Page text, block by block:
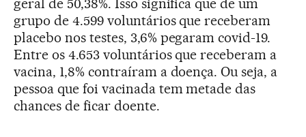
geral de 50,38%. Isso significa que de um
grupo de 4.599 voluntários que receberam
placebo nos testes, 3,6% pegaram covid-19.
Entre os 4.653 voluntários que receberam a
vacina, 1,8% contraíram a doença. Ou seja, a
pessoa que foi vacinada tem metade das
chances de ficar doente.